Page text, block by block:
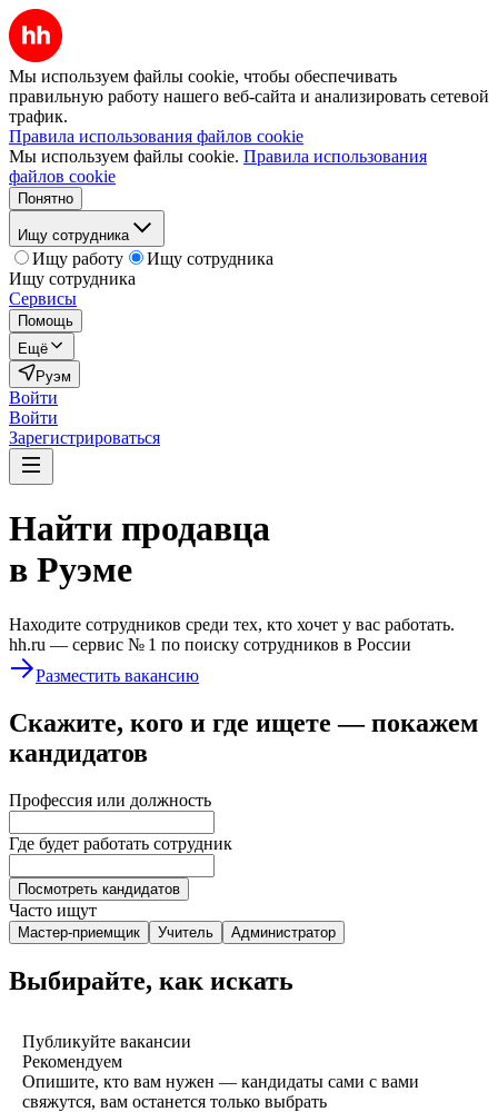
Мы используем файлы cookie, чтобы обеспечивать
правильную работу нашего веб-сайта и анализировать сетевой
трафик.
Правила использования файлов cookie
Мы используем файлы cookie. Правила использования
файлов cookie
Понятно
Ищу сотрудника
Ищу работу
Ищу сотрудника
Ищу сотрудника
Сервисы
Помощь
Ещё
Руэм
Войти
Войти
Зарегистрироваться
Найти продавца
в Руэме
Находите сотрудников среди тех, кто хочет у вас работать.
hh.ru — сервис № 1 по поиску сотрудников в России
Разместить вакансию
Скажите, кого и где ищете — покажем
кандидатов
Профессия или должность
Где будет работать сотрудник
Посмотреть кандидатов
Часто ищут
Мастер-приемщик Учитель Администратор
Выбирайте, как искать
Публикуйте вакансии
Рекомендуем
Опишите, кто вам нужен — кандидаты сами с вами
свяжутся, вам останется только выбрать